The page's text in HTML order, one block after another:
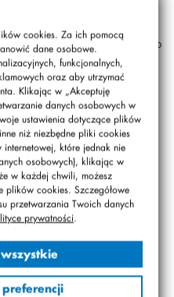
cookies. Za ich pomocą
dane osobowe.
funkcjonalnych,
oraz aby utrzymać
Klikając w „Akceptuję
danych osobowych w
ustawienia dotyczące plików
niż niezbędne pliki cookies
internetowej, które jednak nie
osobowych), klikając w
w każdej chwili, możesz
plików cookies. Szczegółowe
przetwarzania Twoich danych
prywatności.
wykopkach
pszczelarza. Spędzili miło
na świeżym powietrzu.
społeczność klas